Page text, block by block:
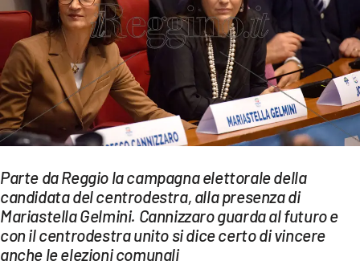
ECONOMIA E LAVORO
EVENTI
SPORT
Streaming
LAC NETWORK
LAC ONAIR
Parte da Reggio la campagna elettorale della
candidata del centrodestra, alla presenza di
Mariastella Gelmini. Cannizzaro guarda al futuro e
con il centrodestra unito si dice certo di vincere
anche le elezioni comunali